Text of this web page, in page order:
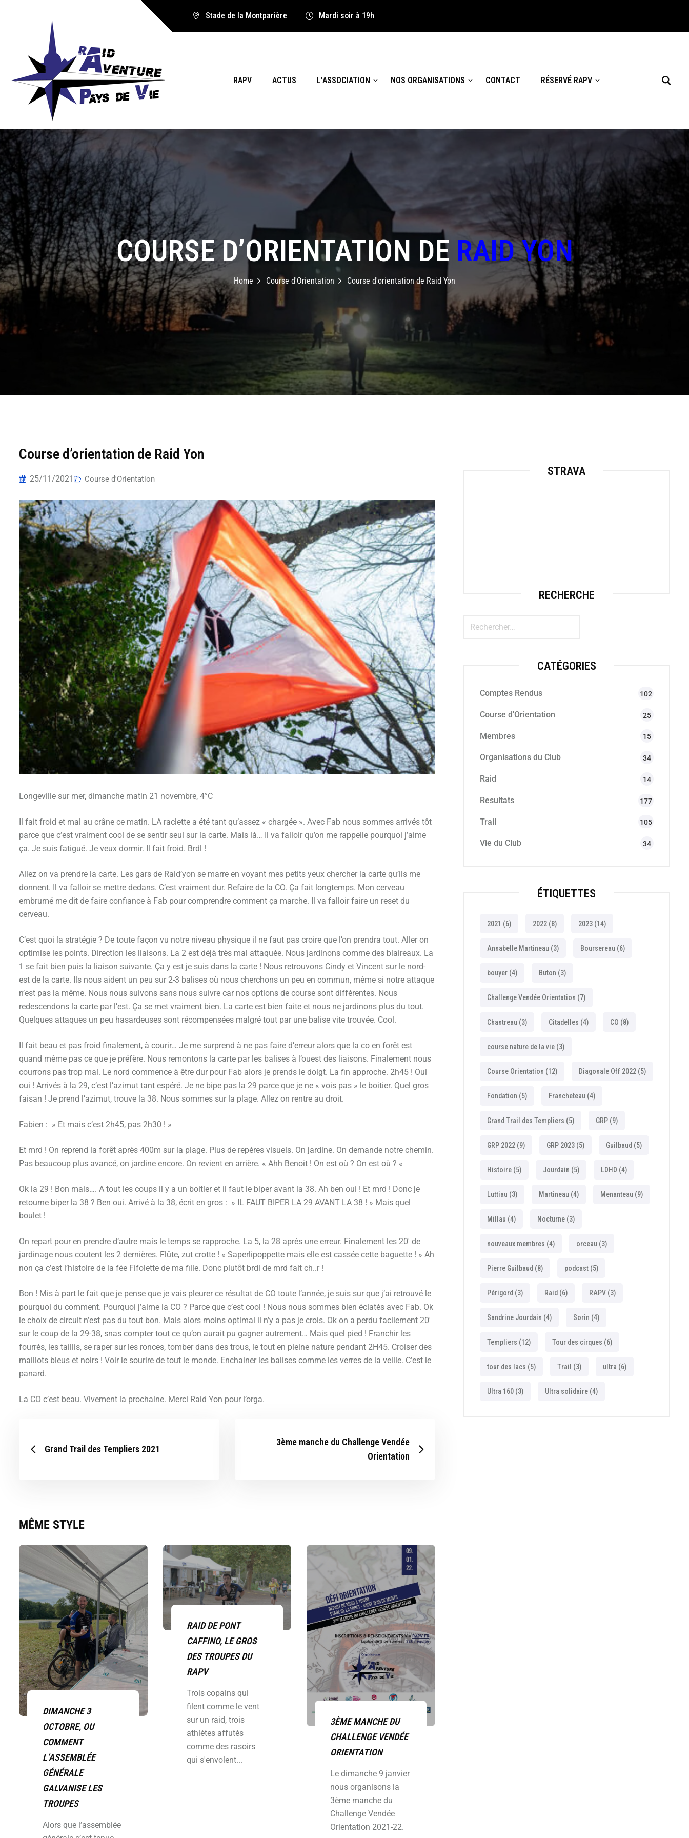
Stade de la Montparière Mardi soir à 19h
RAPV ACTUS L’ASSOCIATION NOS ORGANISATIONS CONTACT RÉSERVÉ RAPV
COURSE D’ORIENTATION DE RAID YON
Home Course d'Orientation Course d'orientation de Raid Yon
Course d’orientation de Raid Yon
25/11/2021 Course d'Orientation
Longeville sur mer, dimanche matin 21 novembre, 4°C
Il fait froid et mal au crâne ce matin. LA raclette a été tant qu’assez « chargée ». Avec Fab nous sommes arrivés tôt
parce que c’est vraiment cool de se sentir seul sur la carte. Mais là… Il va falloir qu’on me rappelle pourquoi j’aime
ça. Je suis fatigué. Je veux dormir. Il fait froid. Brdl !
Allez on va prendre la carte. Les gars de Raid’yon se marre en voyant mes petits yeux chercher la carte qu’ils me
donnent. Il va falloir se mettre dedans. C’est vraiment dur. Refaire de la CO. Ça fait longtemps. Mon cerveau
embrumé me dit de faire confiance à Fab pour comprendre comment ça marche. Il va falloir faire un reset du
cerveau.
C’est quoi la stratégie ? De toute façon vu notre niveau physique il ne faut pas croire que l’on prendra tout. Aller on
optimise les points. Direction les liaisons. La 2 est déjà très mal attaquée. Nous jardinons comme des blaireaux. La
1 se fait bien puis la liaison suivante. Ça y est je suis dans la carte ! Nous retrouvons Cindy et Vincent sur le nord-
est de la carte. Ils nous aident un peu sur 2-3 balises où nous cherchons un peu en commun, même si notre attaque
n’est pas la même. Nous nous suivons sans nous suivre car nos options de course sont différentes. Nous
redescendons la carte par l’est. Ça se met vraiment bien. La carte est bien faite et nous ne jardinons plus du tout.
Quelques attaques un peu hasardeuses sont récompensées malgré tout par une balise vite trouvée. Cool.
Il fait beau et pas froid finalement, à courir… Je me surprend à ne pas faire d’erreur alors que la co en forêt est
quand même pas ce que je préfère. Nous remontons la carte par les balises à l’ouest des liaisons. Finalement nous
courrons pas trop mal. Le nord commence à être dur pour Fab alors je prends le doigt. La fin approche. 2h45 ! Oui
oui ! Arrivés à la 29, c’est l’azimut tant espéré. Je ne bipe pas la 29 parce que je ne « vois pas » le boitier. Quel gros
faisan ! Je prend l’azimut, trouve la 38. Nous sommes sur la plage. Allez on rentre au droit.
Fabien : » Et mais c’est 2h45, pas 2h30 ! »
Et mrd ! On reprend la forêt après 400m sur la plage. Plus de repères visuels. On jardine. On demande notre chemin.
Pas beaucoup plus avancé, on jardine encore. On revient en arrière. « Ahh Benoit ! On est où ? On est où ? «
Ok la 29 ! Bon mais…. A tout les coups il y a un boitier et il faut le biper avant la 38. Ah ben oui ! Et mrd ! Donc je
retourne biper la 38 ? Ben oui. Arrivé à la 38, écrit en gros : » IL FAUT BIPER LA 29 AVANT LA 38 ! » Mais quel
boulet !
On repart pour en prendre d’autre mais le temps se rapproche. La 5, la 28 après une erreur. Finalement les 20′ de
jardinage nous coutent les 2 dernières. Flûte, zut crotte ! « Saperlipoppette mais elle est cassée cette baguette ! » Ah
non ça c’est l’histoire de la fée Fifolette de ma fille. Donc plutôt brdl de mrd fait ch..r !
Bon ! Mis à part le fait que je pense que je vais pleurer ce résultat de CO toute l’année, je suis sur que j’ai retrouvé le
pourquoi du comment. Pourquoi j’aime la CO ? Parce que c’est cool ! Nous nous sommes bien éclatés avec Fab. Ok
le choix de circuit n’est pas du tout bon. Mais alors moins optimal il n’y a pas je crois. Ok on a perdu facilement 20′
sur le coup de la 29-38, snas compter tout ce qu’on aurait pu gagner autrement… Mais quel pied ! Franchir les
fourrés, les taillis, se raper sur les ronces, tomber dans des trous, le tout en pleine nature pendant 2H45. Croiser des
maillots bleus et noirs ! Voir le sourire de tout le monde. Enchainer les balises comme les verres de la veille. C’est le
panard.
La CO c’est beau. Vivement la prochaine. Merci Raid Yon pour l’orga.
Grand Trail des Templiers 2021
3ème manche du Challenge Vendée
Orientation
MÊME STYLE
DIMANCHE 3
OCTOBRE, OU
COMMENT
L’ASSEMBLÉE
GÉNÉRALE
GALVANISE LES
TROUPES
Alors que l’assemblée
RAID DE PONT
CAFFINO, LE GROS
DES TROUPES DU
RAPV
Trois copains qui
filent comme le vent
sur un raid, trois
athlètes affutés
comme des rasoirs
qui s'envolent...
3ÈME MANCHE DU
CHALLENGE VENDÉE
ORIENTATION
Le dimanche 9 janvier
nous organisons la
3ème manche du
Challenge Vendée
Orientation 2021-22.
STRAVA
RECHERCHE
CATÉGORIES
Comptes Rendus 102
Course d'Orientation 25
Membres 15
Organisations du Club 34
Raid 14
Resultats 177
Trail 105
Vie du Club 34
ÉTIQUETTES
2021 (6) 2022(8) 2023(14)
Annabelle Martineau (3) Boursereau (6)
bouyer(4) Buton (3)
Challenge Vendée Orientation (7)
Chantreau (3) Citadelles (4) CO (8)
course nature de la vie(3)
Course Orientation (12) Diagonale Off 2022(5)
Fondation (5) Francheteau (4)
Grand Trail des Templiers (5) GRP(9)
GRP 2022(9) GRP 2023(5) Guilbaud (5)
Histoire(5) Jourdain (5) LDHD (4)
Luttiau (3) Martineau (4) Menanteau (9)
Millau (4) Nocturne(3)
nouveaux membres (4) orceau (3)
Pierre Guilbaud (8) podcast(5)
Périgord (3) Raid (6) RAPV(3)
Sandrine Jourdain (4) Sorin (4)
Templiers (12) Tour des cirques (6)
tour des lacs (5) Trail (3) ultra (6)
Ultra 160(3) Ultra solidaire(4)